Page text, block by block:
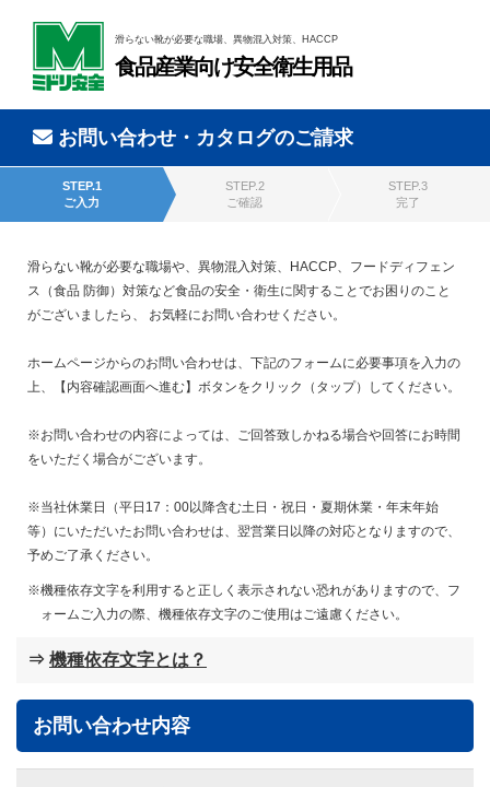
滑らない靴が必要な職場、異物混入対策、HACCP
食品産業向け安全衛生用品
お問い合わせ・カタログのご請求
STEP.1
ご入力
STEP.2
ご確認
STEP.3
完了
滑らない靴が必要な職場や、異物混入対策、HACCP、フードディフェン
ス（食品 防御）対策など食品の安全・衛生に関することでお困りのこと
がございましたら、 お気軽にお問い合わせください。
ホームページからのお問い合わせは、下記のフォームに必要事項を入力の
上、【内容確認画面へ進む】ボタンをクリック（タップ）してください。
※お問い合わせの内容によっては、ご回答致しかねる場合や回答にお時間
をいただく場合がございます。
※当社休業日（平日17：00以降含む土日・祝日・夏期休業・年末年始
等）にいただいたお問い合わせは、翌営業日以降の対応となりますので、
予めご了承ください。
機種依存文字を利用すると正しく表示されない恐れがありますので、フ
ォームご入力の際、機種依存文字のご使用はご遠慮ください。
⇒ 機種依存文字とは？
お問い合わせ内容